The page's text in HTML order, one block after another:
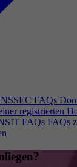
FAQs
registrierten
FAQs FAQs